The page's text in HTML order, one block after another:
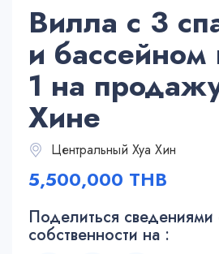
Вилла с 3
и бассейном
1 на
Хине
Центральный Хуа Хин
5,500,000 THB
Поделиться сведениями
собственности на :